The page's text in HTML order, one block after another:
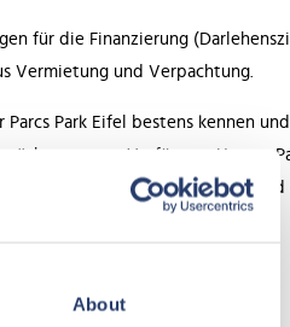
About
für die Finanzierung
Vermietung und Verpachtung.
Park Eifel bestens kennen
gerne zur Verfügung. Unsere
auf die Ferienimmobilie an und